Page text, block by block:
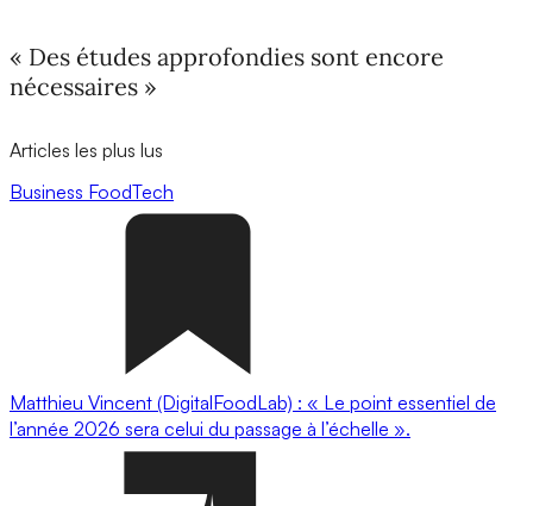
« Des études approfondies sont encore
nécessaires »
Articles les plus lus
Business FoodTech
Matthieu Vincent (DigitalFoodLab) : « Le point essentiel de
l’année 2026 sera celui du passage à l’échelle ».